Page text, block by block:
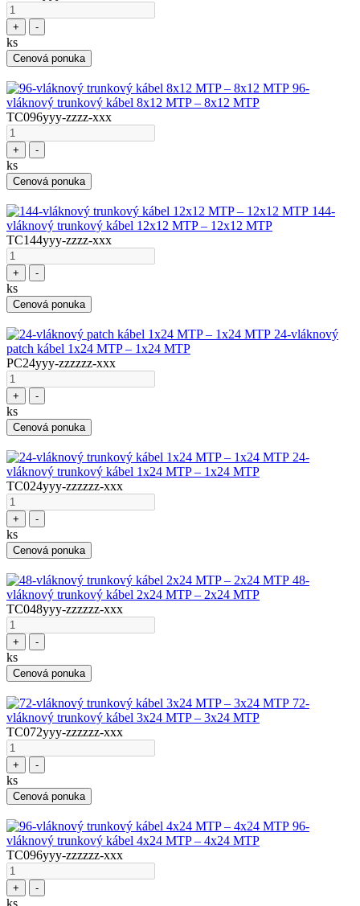
+ -
ks
Cenová ponuka
96-
vláknový trunkový kábel 8x12 MTP – 8x12 MTP
TC096yyy-zzzz-xxx
+ -
ks
Cenová ponuka
144-
vláknový trunkový kábel 12x12 MTP – 12x12 MTP
TC144yyy-zzzz-xxx
+ -
ks
Cenová ponuka
24-vláknový
patch kábel 1x24 MTP – 1x24 MTP
PC24yyy-zzzzzz-xxx
+ -
ks
Cenová ponuka
24-
vláknový trunkový kábel 1x24 MTP – 1x24 MTP
TC024yyy-zzzzzz-xxx
+ -
ks
Cenová ponuka
48-
vláknový trunkový kábel 2x24 MTP – 2x24 MTP
TC048yyy-zzzzzz-xxx
+ -
ks
Cenová ponuka
72-
vláknový trunkový kábel 3x24 MTP – 3x24 MTP
TC072yyy-zzzzzz-xxx
+ -
ks
Cenová ponuka
96-
vláknový trunkový kábel 4x24 MTP – 4x24 MTP
TC096yyy-zzzzzz-xxx
+ -
ks